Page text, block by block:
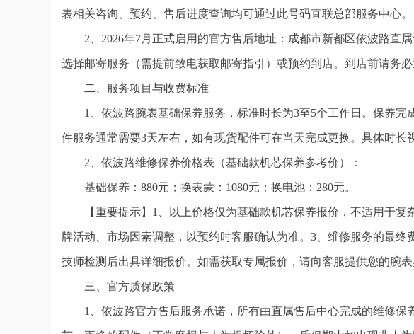
表相关咨询、预约、售后进度查询均可通过此号码直联总部服务中心。
2、2026年7月正式启用的官方售后地址：成都市新都区依波路直
选择邮寄服务（需提前致电获取邮寄指引）或预约到店。到店前请务必
二、服务项目与收费标准
1、依波路腕表基础保养服务，标准时长为3至5个工作日。保养
件服务通常需要3天左右，如有现货配件可在当天完成更换。具体时长
2、依波路维修保养价格表（基础款机芯保养参考价）：
基础保养：880元；换表蒙：1080元；换电池：280元。
【重要提示】1、以上价格仅为基础款机芯保养报价，不适用于
牌活动、市场因素调整，以预约时客服确认为准。3、维修服务的最
技师检测后出具详细报价。如需获取专属报价，请向客服提供您的腕
三、官方质保政策
1、依波路官方售后服务承诺，所有由直属售后中心完成的维修